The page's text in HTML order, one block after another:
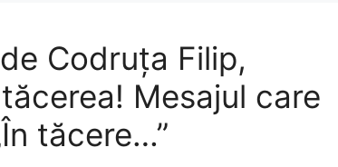
Codruța Filip,
Mesajul care
tăcere…”